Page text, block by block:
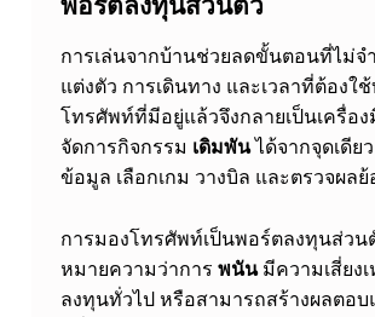
อ
ย่
า
ง
มี
ผ
น
การเล่นจากบ้านช่วยลดขั้นตอนที่ไม่จ
แต่งตัว การเดินทาง และเวลาที่ต้องใ
โทรศัพท์ที่มีอยู่แล้วจึงกลายเป็นเครื่อ
จัดการกิจกรรม เดิมพันได้จากจุดเดีย
ข้อมูล เลือกเกม วางบิล และตรวจผล
การมองโทรศัพท์เป็นพอร์ตลงทุนส่วน
หมายความว่าการ พนันมีความเสี่ยง
ลงทุนทั่วไป หรือสามารถสร้างผลตอ